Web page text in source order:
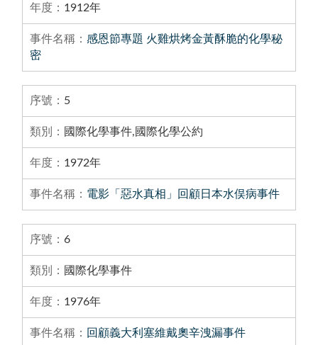
1912年
感恩節專題 火雞烘烤金黃酥脆的化學秘
密
5
國際化學事件,國際化學公約
1972年
電影「惡水真相」回顧日本水俣病事件
6
國際化學事件
1976年
回顧義大利塞維戴奧辛洩漏事件